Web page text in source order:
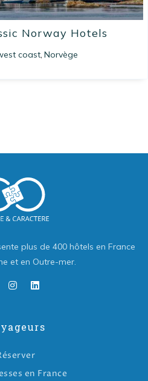
Norway Hotels
coast, Norvège
plus de 400 hôtels en France
et en Outre-mer.
en France